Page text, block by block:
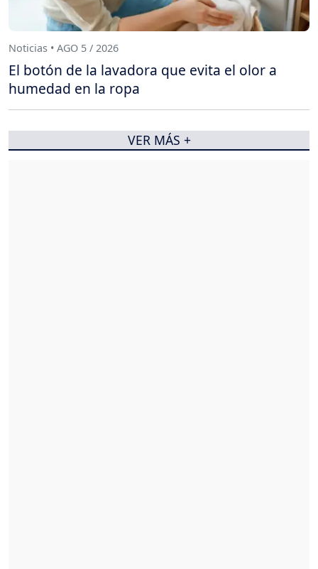
Noticias • AGO 5 / 2026
El botón de la lavadora que evita el olor a
humedad en la ropa
VER MÁS +